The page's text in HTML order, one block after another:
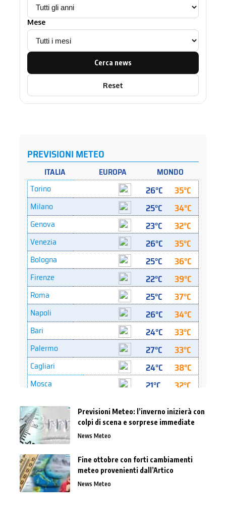
Mese
Cerca news
Reset
Previsioni Meteo: l’inverno inizierà con
colpi di scena e sorprese immediate
News Meteo
Fine ottobre con forti cambiamenti
meteo provenienti dall’Artico
News Meteo